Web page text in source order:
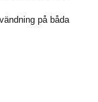
på båda